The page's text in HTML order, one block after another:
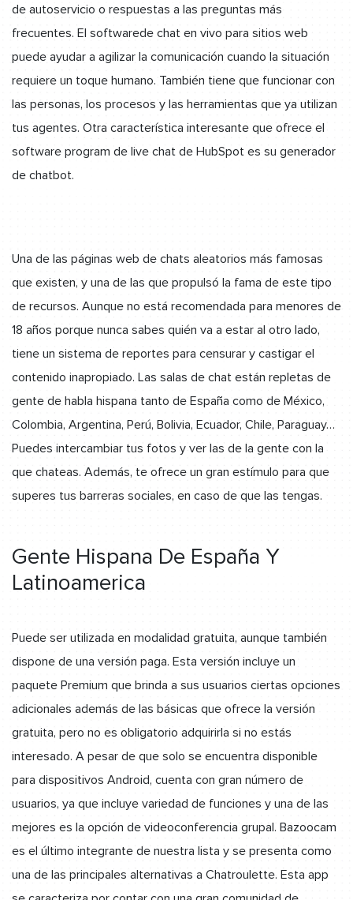
de autoservicio o respuestas a las preguntas más
frecuentes. El softwarede chat en vivo para sitios web
puede ayudar a agilizar la comunicación cuando la situación
requiere un toque humano. También tiene que funcionar con
las personas, los procesos y las herramientas que ya utilizan
tus agentes. Otra característica interesante que ofrece el
software program de live chat de HubSpot es su generador
de chatbot.
Una de las páginas web de chats aleatorios más famosas
que existen, y una de las que propulsó la fama de este tipo
de recursos. Aunque no está recomendada para menores de
18 años porque nunca sabes quién va a estar al otro lado,
tiene un sistema de reportes para censurar y castigar el
contenido inapropiado. Las salas de chat están repletas de
gente de habla hispana tanto de España como de México,
Colombia, Argentina, Perú, Bolivia, Ecuador, Chile, Paraguay…
Puedes intercambiar tus fotos y ver las de la gente con la
que chateas. Además, te ofrece un gran estímulo para que
superes tus barreras sociales, en caso de que las tengas.
Gente Hispana De España Y
Latinoamerica
Puede ser utilizada en modalidad gratuita, aunque también
dispone de una versión paga. Esta versión incluye un
paquete Premium que brinda a sus usuarios ciertas opciones
adicionales además de las básicas que ofrece la versión
gratuita, pero no es obligatorio adquirirla si no estás
interesado. A pesar de que solo se encuentra disponible
para dispositivos Android, cuenta con gran número de
usuarios, ya que incluye variedad de funciones y una de las
mejores es la opción de videoconferencia grupal. Bazoocam
es el último integrante de nuestra lista y se presenta como
una de las principales alternativas a Chatroulette. Esta app